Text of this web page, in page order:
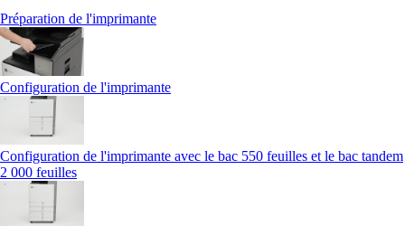
Préparation de l'imprimante
Configuration de l'imprimante
Configuration de l'imprimante avec le bac 550 feuilles et le bac tandem
2 000 feuilles